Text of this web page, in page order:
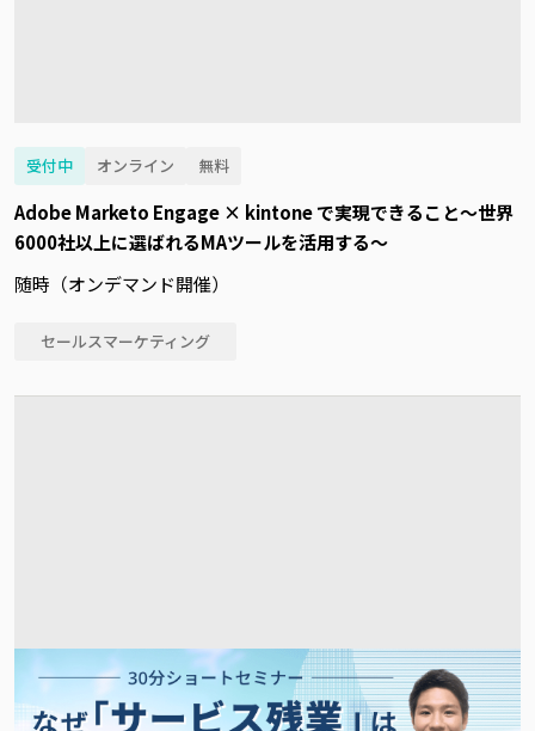
受付中 オンライン 無料
Adobe Marketo Engage × kintone で実現できること～世界
6000社以上に選ばれるMAツールを活用する～
随時（オンデマンド開催）
セールスマーケティング